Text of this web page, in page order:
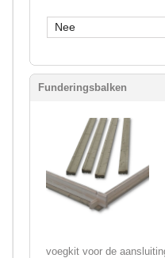
Nee
Funderingsbalken
voegkit voor de